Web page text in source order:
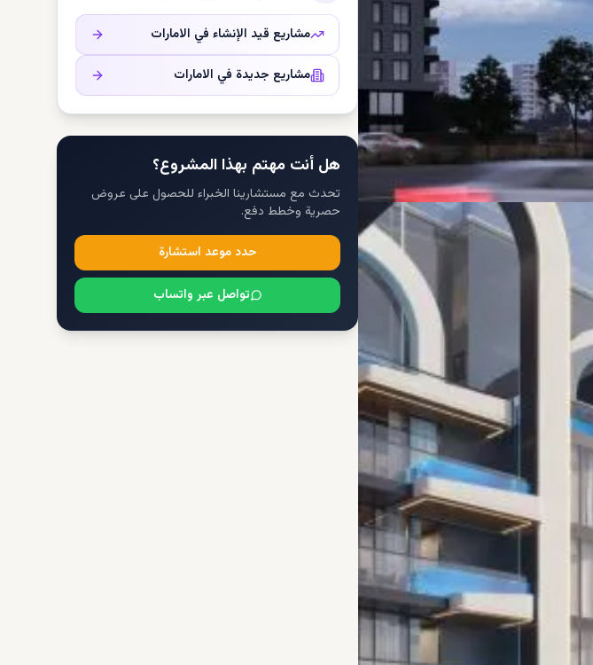
مشاريع قيد الإنشاء في الامارات
مشاريع جديدة في الامارات
هل أنت مهتم بهذا المشروع؟
تحدث مع مستشارينا الخبراء للحصول على عروض
حصرية وخطط دفع.
حدد موعد استشارة
تواصل عبر واتساب